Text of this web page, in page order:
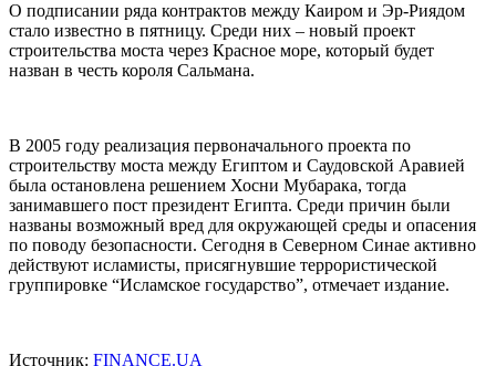
О подписании ряда контрактов между Каиром и Эр-Риядом
стало известно в пятницу. Среди них – новый проект
строительства моста через Красное море, который будет
назван в честь короля Сальмана.
В 2005 году реализация первоначального проекта по
строительству моста между Египтом и Саудовской Аравией
была остановлена решением Хосни Мубарака, тогда
занимавшего пост президент Египта. Среди причин были
названы возможный вред для окружающей среды и опасения
по поводу безопасности. Сегодня в Северном Синае активно
действуют исламисты, присягнувшие террористической
группировке “Исламское государство”, отмечает издание.
Источник: FINANCE.UA